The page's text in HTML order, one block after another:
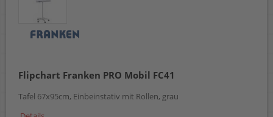
Flipchart Franken PRO Mobil FC41
Tafel 67x95cm, Einbeinstativ mit Rollen, grau